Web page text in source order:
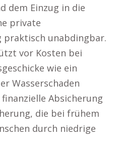
dem Einzug in die
private
unabdingbar.
vor Kosten bei
wie ein
Wasserschaden
Absicherung
die bei frühem
durch niedrige